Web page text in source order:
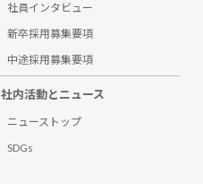
社員インタビュー
新卒採用募集要項
中途採用募集要項
社内活動とニュース
ニューストップ
SDGs